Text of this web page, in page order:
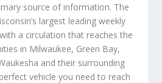
source of information. The
largest leading weekly
a circulation that reaches the
in Milwaukee, Green Bay,
and their surrounding
vehicle you need to reach